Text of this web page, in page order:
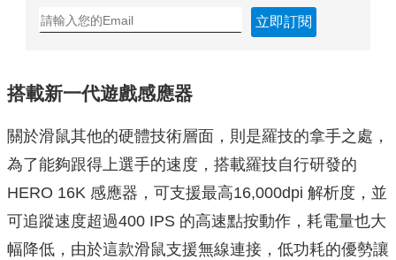
立即訂閱
搭載新一代遊戲感應器
關於滑鼠其他的硬體技術層面，則是羅技的拿手之處，
為了能夠跟得上選手的速度，搭載羅技自行研發的
HERO 16K 感應器，可支援最高16,000dpi 解析度，並
可追蹤速度超過400 IPS 的高速點按動作，耗電量也大
幅降低，由於這款滑鼠支援無線連接，低功耗的優勢讓